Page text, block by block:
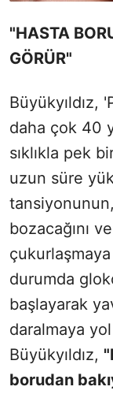
"HASTA
GÖRÜR"
Büyükyıldız,
daha çok 40
sıklıkla pek
uzun süre
bozacağını
durumda
başlayarak
daralmaya
Büyükyıldız, "
borudan